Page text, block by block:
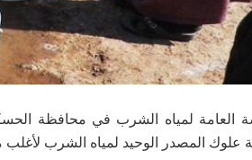
العامة لمياه الشرب في محافظة
علوك المصدر الوحيد لمياه الشرب